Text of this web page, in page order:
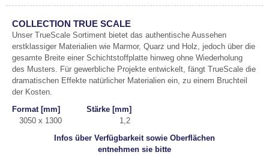
COLLECTION TRUE SCALE
Unser TrueScale Sortiment bietet das authentische Aussehen
erstklassiger Materialien wie Marmor, Quarz und Holz, jedoch über die
gesamte Breite einer Schichtstoffplatte hinweg ohne Wiederholung
des Musters. Für gewerbliche Projekte entwickelt, fängt TrueScale die
dramatischen Effekte natürlicher Materialien ein, zu einem Bruchteil
der Kosten.
Format [mm] Stärke [mm]
3050 x 1300 1,2
Infos über Verfügbarkeit sowie Oberflächen
entnehmen sie bitte